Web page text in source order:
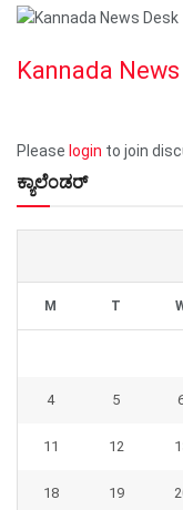
Kannada
Please login to join
ಕ್ಯಾಲೆಂಡರ್
M T
4 5
11 12
18 19